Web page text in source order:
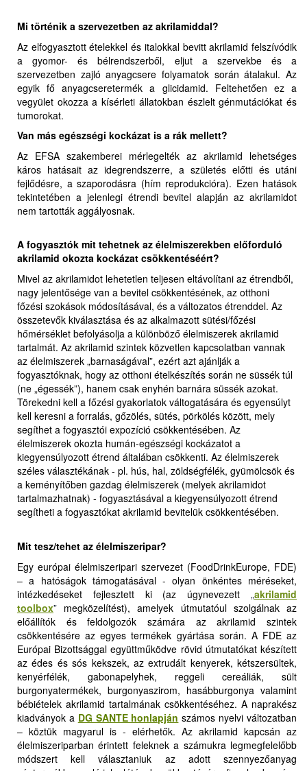
Mi történik a szervezetben az akrilamiddal?
Az elfogyasztott ételekkel és italokkal bevitt akrilamid felszívódik
a gyomor- és bélrendszerből, eljut a szervekbe és a
szervezetben zajló anyagcsere folyamatok során átalakul. Az
egyik fő anyagcseretermék a glicidamid. Feltehetően ez a
vegyület okozza a kísérleti állatokban észlelt génmutációkat és
tumorokat.
Van más egészségi kockázat is a rák mellett?
Az EFSA szakemberei mérlegelték az akrilamid lehetséges
káros hatásait az idegrendszerre, a születés előtti és utáni
fejlődésre, a szaporodásra (hím reprodukcióra). Ezen hatások
tekintetében a jelenlegi étrendi bevitel alapján az akrilamidot
nem tartották aggályosnak.
A fogyasztók mit tehetnek az élelmiszerekben előforduló
akrilamid okozta kockázat csökkentéséért?
Mivel az akrilamidot lehetetlen teljesen eltávolítani az étrendből,
nagy jelentősége van a bevitel csökkentésének, az otthoni
főzési szokások módosításával, és a változatos étrenddel. Az
összetevők kiválasztása és az alkalmazott sütési/főzési
hőmérséklet befolyásolja a különböző élelmiszerek akrilamid
tartalmát. Az akrilamid szintek közvetlen kapcsolatban vannak
az élelmiszerek „barnaságával”, ezért azt ajánlják a
fogyasztóknak, hogy az otthoni ételkészítés során ne süssék túl
(ne „égessék”), hanem csak enyhén barnára süssék azokat.
Törekedni kell a főzési gyakorlatok váltogatására és egyensúlyt
kell keresni a forralás, gőzölés, sütés, pörkölés között, mely
segíthet a fogyasztói expozíció csökkentésében. Az
élelmiszerek okozta humán-egészségi kockázatot a
kiegyensúlyozott étrend általában csökkenti. Az élelmiszerek
széles választékának - pl. hús, hal, zöldségfélék, gyümölcsök és
a keményítőben gazdag élelmiszerek (melyek akrilamidot
tartalmazhatnak) - fogyasztásával a kiegyensúlyozott étrend
segítheti a fogyasztókat akrilamid bevitelük csökkentésében.
Mit tesz/tehet az élelmiszeripar?
Egy európai élelmiszeripari szervezet (FoodDrinkEurope, FDE)
– a hatóságok támogatásával - olyan önkéntes méréseket,
intézkedéseket fejlesztett ki (az úgynevezett „akrilamid
toolbox” megközelítést), amelyek útmutatóul szolgálnak az
előállítók és feldolgozók számára az akrilamid szintek
csökkentésére az egyes termékek gyártása során. A FDE az
Európai Bizottsággal együttműködve rövid útmutatókat készített
az édes és sós kekszek, az extrudált kenyerek, kétszersültek,
kenyérfélék, gabonapelyhek, reggeli cereáliák, sült
burgonyatermékek, burgonyaszirom, hasábburgonya valamint
bébiételek akrilamid tartalmának csökkentéséhez. A naprakész
kiadványok a DG SANTE honlapján számos nyelvi változatban
– köztük magyarul is - elérhetők. Az akrilamid kapcsán az
élelmiszeriparban érintett feleknek a számukra legmegfelelőbb
módszert kell választaniuk az adott szennyezőanyag